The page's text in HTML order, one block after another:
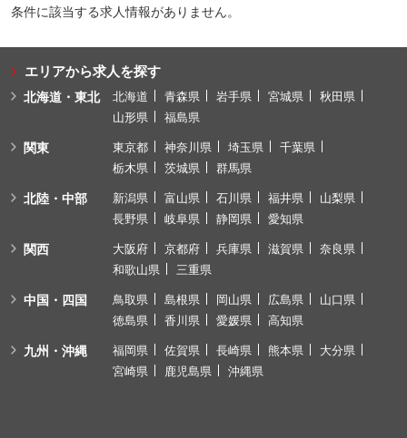
条件に該当する求人情報がありません。
エリアから求人を探す
北海道・東北 北海道 青森県 岩手県 宮城県
秋田県
山形県
福島県
関東 東京都 神奈川県 埼玉県
千葉県
栃木県
茨城県 群馬県
北陸・中部 新潟県 富山県 石川県 福井県
山梨県
長野県
岐阜県 静岡県 愛知県
関西 大阪府 京都府 兵庫県 滋賀県
奈良県
和歌山県
三重県
中国・四国 鳥取県 島根県 岡山県 広島県
山口県
徳島県
香川県 愛媛県 高知県
九州・沖縄 福岡県 佐賀県 長崎県 熊本県
大分県
宮崎県
鹿児島県 沖縄県